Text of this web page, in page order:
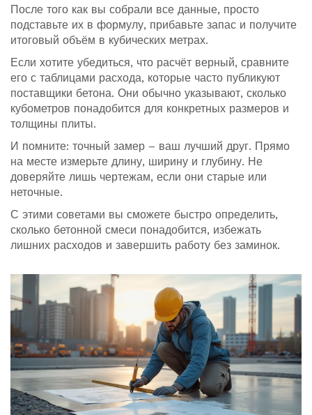
После того как вы собрали все данные, просто
подставьте их в формулу, прибавьте запас и получите
итоговый объём в кубических метрах.
Если хотите убедиться, что расчёт верный, сравните
его с таблицами расхода, которые часто публикуют
поставщики бетона. Они обычно указывают, сколько
кубометров понадобится для конкретных размеров и
толщины плиты.
И помните: точный замер – ваш лучший друг. Прямо
на месте измерьте длину, ширину и глубину. Не
доверяйте лишь чертежам, если они старые или
неточные.
С этими советами вы сможете быстро определить,
сколько бетонной смеси понадобится, избежать
лишних расходов и завершить работу без заминок.